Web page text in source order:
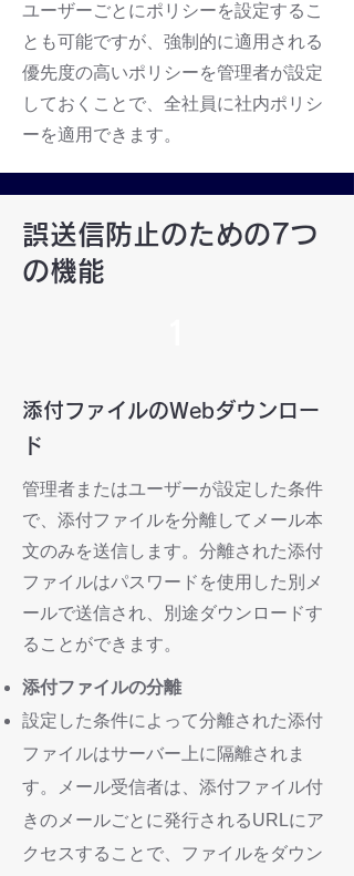
ユーザーごとにポリシーを設定するこ
とも可能ですが、強制的に適用される
優先度の高いポリシーを管理者が設定
しておくことで、全社員に社内ポリシ
ーを適用できます。
誤送信防止のための7つ
の機能
添付ファイルのWebダウンロー
ド
管理者またはユーザーが設定した条件
で、添付ファイルを分離してメール本
文のみを送信します。分離された添付
ファイルはパスワードを使用した別メ
ールで送信され、別途ダウンロードす
ることができます。
添付ファイルの分離
設定した条件によって分離された添付
ファイルはサーバー上に隔離されま
す。メール受信者は、添付ファイル付
きのメールごとに発行されるURLにア
クセスすることで、ファイルをダウン